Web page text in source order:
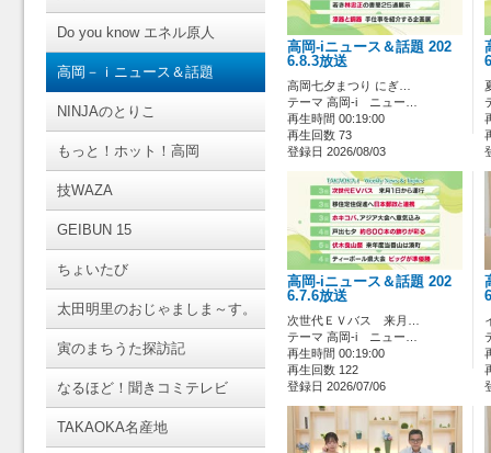
Do you know エネル原人
高岡－ｉニュース＆話題
NINJAのとりこ
もっと！ホット！高岡
技WAZA
GEIBUN 15
ちょいたび
太田明里のおじゃましま～す。
寅のまちうた探訪記
なるほど！聞きコミテレビ
TAKAOKA名産地
高岡-iニュース＆話題 202
6.8.3放送
高岡七夕まつり にぎ…
テーマ 高岡-i ニュー…
再生時間 00:19:00
再生回数 73
登録日 2026/08/03
高岡-iニュース＆話題 202
6.7.6放送
次世代ＥＶバス 来月…
テーマ 高岡-i ニュー…
再生時間 00:19:00
再生回数 122
登録日 2026/07/06